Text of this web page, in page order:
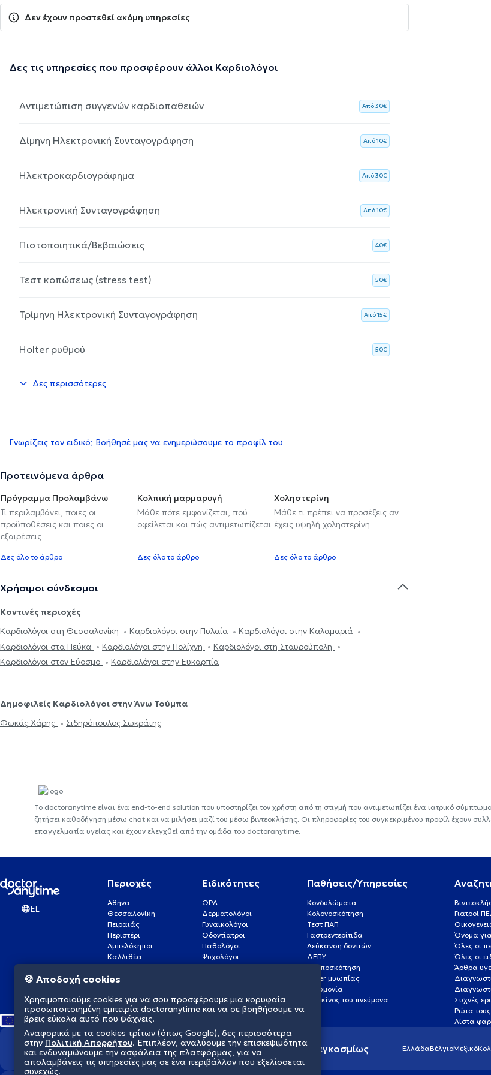
Δεν έχουν προστεθεί ακόμη υπηρεσίες
Δες τις υπηρεσίες που προσφέρουν άλλοι Καρδιολόγοι
Αντιμετώπιση συγγενών καρδιοπαθειών Aπό 30€
Δίμηνη Ηλεκτρονική Συνταγογράφηση Aπό 10€
Ηλεκτροκαρδιογράφημα Aπό 30€
Ηλεκτρονική Συνταγογράφηση Aπό 10€
Πιστοποιητικά/Βεβαιώσεις 40€
Τεστ κοπώσεως (stress test) 50€
Τρίμηνη Ηλεκτρονική Συνταγογράφηση Aπό 15€
Holter ρυθμού 50€
Δες περισσότερες
Γνωρίζεις τον ειδικό; Βοήθησέ μας να ενημερώσουμε το προφίλ του
Προτεινόμενα άρθρα
Πρόγραμμα Προλαμβάνω
Τι περιλαμβάνει, ποιες οι
προϋποθέσεις και ποιες οι
εξαιρέσεις
Δες όλο το άρθρο
Κολπική μαρμαρυγή
Μάθε πότε εμφανίζεται, πού
οφείλεται και πώς αντιμετωπίζεται
Δες όλο το άρθρο
Χοληστερίνη
Μάθε τι πρέπει να προσέξεις αν
έχεις υψηλή χοληστερίνη
Δες όλο το άρθρο
Χρήσιμοι σύνδεσμοι
Κοντινές περιοχές
Καρδιολόγοι στη Θεσσαλονίκη
Καρδιολόγοι στην Πυλαία
Καρδιολόγοι στην Καλαμαριά
Καρδιολόγοι στα Πεύκα
Καρδιολόγοι στην Πολίχνη
Καρδιολόγοι στη Σταυρούπολη
Καρδιολόγοι στον Εύοσμο
Καρδιολόγοι στην Ευκαρπία
Δημοφιλείς Καρδιολόγοι στην Άνω Τούμπα
Φωκάς Χάρης
Σιδηρόπουλος Σωκράτης
Το doctoranytime είναι ένα end-to-end solution που υποστηρίζει τον χρήστη από τη στιγμή που αντιμετωπίζει ένα ιατρικό σύμπτωμα
ζητήσει καθοδήγηση μέσω chat και να μιλήσει μαζί του μέσω βιντεοκλήσης. Οι πληροφορίες του συγκεκριμένου προφίλ έχουν
επαγγελματία υγείας και έχουν ελεγχθεί από την ομάδα του doctoranytime.
EL
Περιοχές
Αθήνα
Θεσσαλονίκη
Πειραιάς
Περιστέρι
Αμπελόκηποι
Καλλιθέα
Πάτρα
Γλυφάδα
Νέα Σμύρνη
Ειδικότητες
ΩΡΛ
Δερματολόγοι
Γυναικολόγοι
Οδοντίατροι
Παθολόγοι
Ψυχολόγοι
Οφθαλμίατροι
Καρδιολόγοι
Παθήσεις/Υπηρεσίες
Κονδυλώματα
Κολονοσκόπηση
Τεστ ΠΑΠ
Γαστρεντερίτιδα
Λεύκανση δοντιών
ΔΕΠΥ
Κολποσκόπηση
Laser μυωπίας
Πνευμονία
Καρκίνος του πνεύμονα
Γιατροί
Όνομα
Όλες οι
Όλες οι
Άρθρα
Συχνές
Ρώτα
Λίστα
Διαμορφώνουμε το μέλλον της υγείας παγκοσμίως ΕλλάδαΒέλγιοΜεξικό
🍪 Αποδοχή cookies
Χρησιμοποιούμε cookies για να σου προσφέρουμε μια κορυφαία
προσωποποιημένη εμπειρία doctoranytime και να σε βοηθήσουμε να
βρεις εύκολα αυτό που ψάχνεις.
Αναφορικά με τα cookies τρίτων (όπως Google), δες περισσότερα
στην Πολιτική Απορρήτου. Επιπλέον, αναλύουμε την επισκεψιμότητα
και ενδυναμώνουμε την ασφάλεια της πλατφόρμας, για να
απολαμβάνεις τις υπηρεσίες μας σε ένα περιβάλλον που εξελίσσεται
συνεχώς.